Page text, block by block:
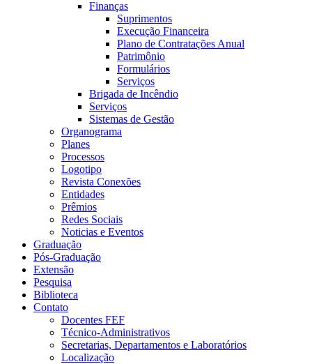
Finanças
Suprimentos
Execução Financeira
Plano de Contratações Anual
Patrimônio
Formulários
Serviços
Brigada de Incêndio
Serviços
Sistemas de Gestão
Organograma
Planes
Processos
Logotipo
Revista Conexões
Entidades
Prêmios
Redes Sociais
Noticias e Eventos
Graduação
Pós-Graduação
Extensão
Pesquisa
Biblioteca
Contato
Docentes FEF
Técnico-Administrativos
Secretarias, Departamentos e Laboratórios
Localização